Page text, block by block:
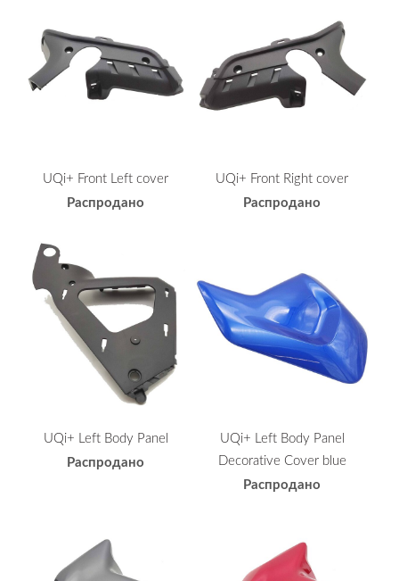
UQi+ Front Left cover
Распродано
UQi+ Front Right cover
Распродано
UQi+ Left Body Panel
Распродано
UQi+ Left Body Panel
Decorative Cover blue
Распродано